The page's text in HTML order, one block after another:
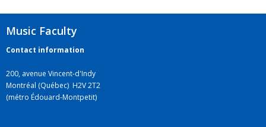
Music Faculty
Contact information
200, avenue Vincent-d'Indy
Montréal (Québec) H2V 2T2
(métro Édouard-Montpetit)